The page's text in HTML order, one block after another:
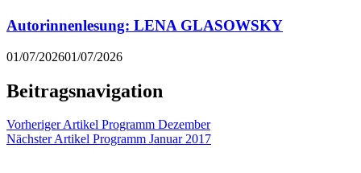
Autorinnenlesung: LENA GLASOWSKY
01/07/202601/07/2026
Beitragsnavigation
Vorheriger Artikel Programm Dezember
Nächster Artikel Programm Januar 2017